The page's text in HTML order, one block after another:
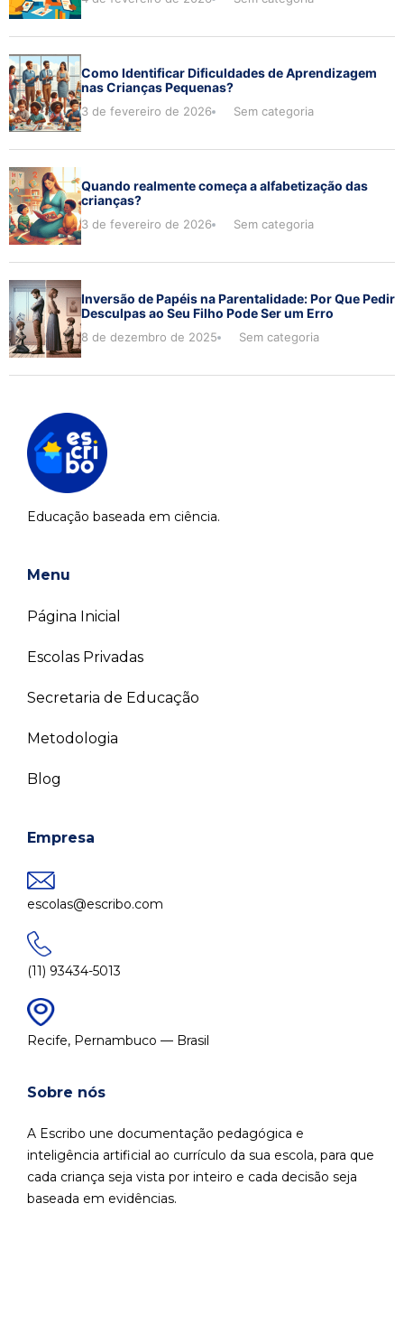
Como Identificar Dificuldades de Aprendizagem
nas Crianças Pequenas?
3 de fevereiro de 2026 Sem categoria
Quando realmente começa a alfabetização das
crianças?
3 de fevereiro de 2026 Sem categoria
Inversão de Papéis na Parentalidade: Por Que Pedir
Desculpas ao Seu Filho Pode Ser um Erro
8 de dezembro de 2025 Sem categoria
Educação baseada em ciência.
Menu
Página Inicial
Escolas Privadas
Secretaria de Educação
Metodologia
Blog
Empresa
escolas@escribo.com
(11) 93434-5013
Recife, Pernambuco — Brasil
Sobre nós
A Escribo une documentação pedagógica e
inteligência artificial ao currículo da sua escola, para que
cada criança seja vista por inteiro e cada decisão seja
baseada em evidências.